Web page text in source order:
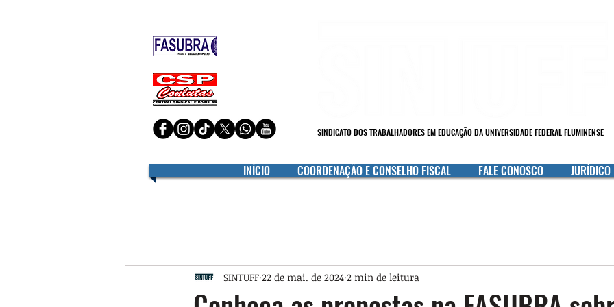
SINDICATO DOS TRABALHADORES EM EDUCAÇÃO DA UNIVERSIDADE FEDERAL FLUMINENSE
INÍCIO COORDENAÇÃO E CONSELHO FISCAL FALE CONOSCO JURÍDICO
SINTUFF 22 de mai. de 2024 2 min de leitura